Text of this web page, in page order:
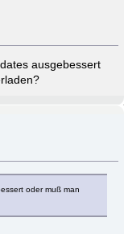
ausgebessert
oder muß man